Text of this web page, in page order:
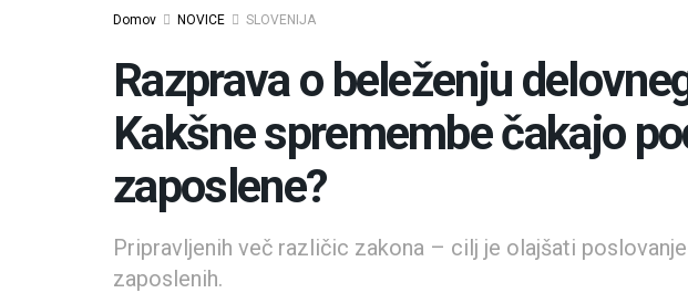
Domov NOVICE SLOVENIJA
Razprava o beleženju
Kakšne spremembe čakajo
zaposlene?
Pripravljenih več različic zakona – cilj je olajšati
zaposlenih.